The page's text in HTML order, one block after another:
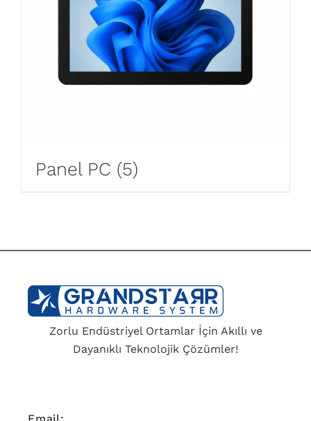
Panel PC (5)
Zorlu Endüstriyel Ortamlar İçin Akıllı ve
Dayanıklı Teknolojik Çözümler!